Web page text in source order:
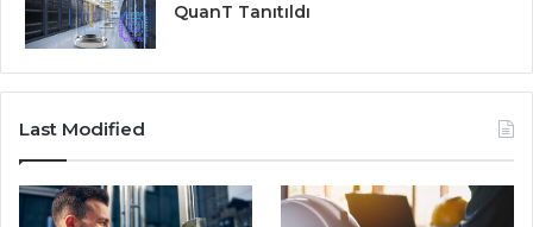
QuanT Tanıtıldı
Last Modified